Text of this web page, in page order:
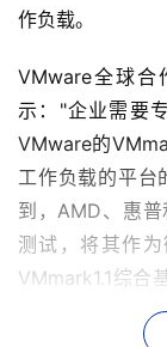
作负载。
VMware全球合
示："企业需要
VMware的
工作负载的平台
到，AMD、惠
测试，将其作
VMmark1.1综合
技术（RVI）带